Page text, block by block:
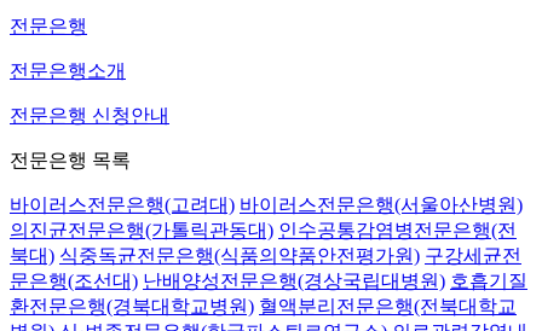
전문은행
전문은행소개
전문은행 신청안내
전문은행 목록
바이러스전문은행(고려대) 바이러스전문은행(서울아산병원)
의진균전문은행(가톨릭관동대) 인수공통감염병전문은행(전
북대) 식중독균전문은행(식품의약품안전평가원) 구강세균전
문은행(조선대) 난배양성전문은행(경상국립대병원) 호흡기질
환전문은행(경북대학교병원) 혈액분리전문은행(전북대학교